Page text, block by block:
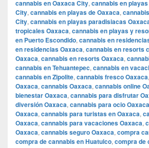
cannabis en Oaxaca City, cannabis en
City, cannabis en playas de Oaxaca,
City, cannabis en playas paradisiacas
tropicales Oaxaca, cannabis en playas y
en Puerto Escondido, cannabis en
en residencias Oaxaca, cannabis en resorts
Oaxaca, cannabis en resorts Oaxaca,
cannabis en Tehuantepec, cannabis en
cannabis en Zipolite, cannabis fresco Oaxaca,
Oaxaca, cannabis Oaxaca, cannabis online
bienestar Oaxaca, cannabis para disfrutar
diversión Oaxaca, cannabis para ocio Oaxaca
Oaxaca, cannabis para turistas en Oaxaca,
Oaxaca, cannabis para vacaciones Oaxaca,
Oaxaca, cannabis seguro Oaxaca, compra
compra de cannabis en Huatulco, compra de